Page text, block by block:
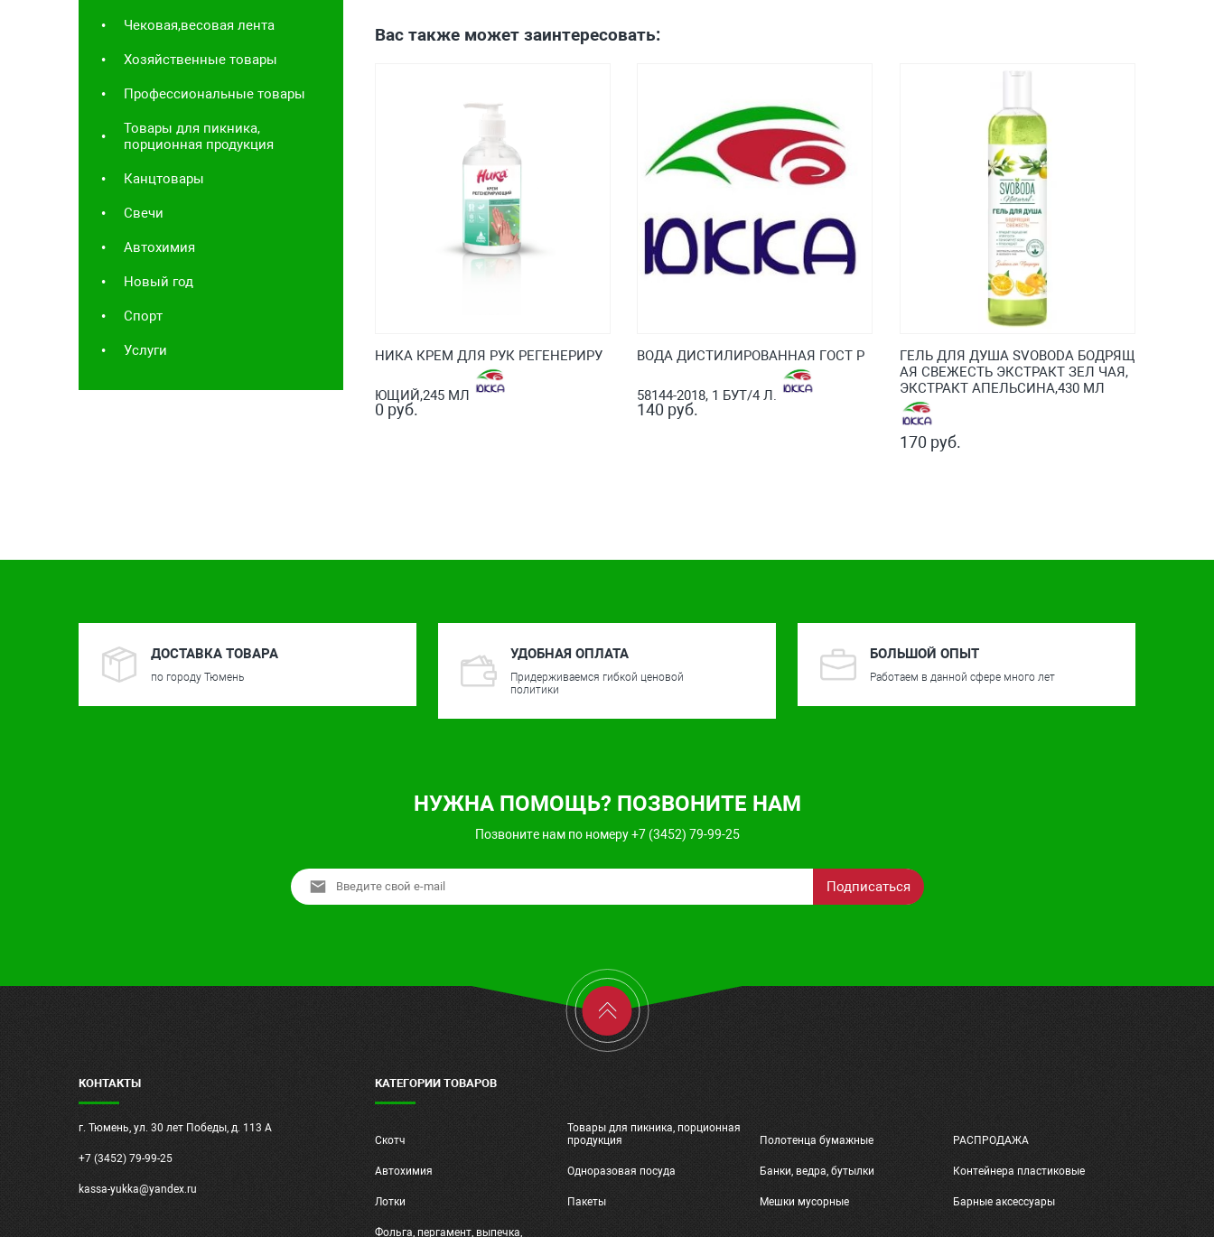
Чековая,весовая лента
Хозяйственные товары
Профессиональные товары
Товары для пикника,
порционная продукция
Канцтовары
Свечи
Автохимия
Новый год
Спорт
Услуги
Вас также может заинтересовать:
НИКА КРЕМ ДЛЯ РУК РЕГЕНЕРИРУ
ЮЩИЙ,245 МЛ
0 руб.
ВОДА ДИСТИЛИРОВАННАЯ ГОСТ Р
58144-2018, 1 БУТ/4 Л.
140 руб.
ГЕЛЬ ДЛЯ ДУША SVOBODA БОДРЯЩ
АЯ СВЕЖЕСТЬ ЭКСТРАКТ ЗЕЛ ЧАЯ,
ЭКСТРАКТ АПЕЛЬСИНА,430 МЛ
170 руб.
ДОСТАВКА ТОВАРА
по городу Тюмень
УДОБНАЯ ОПЛАТА
Придерживаемся гибкой ценовой
политики
БОЛЬШОЙ ОПЫТ
Работаем в данной сфере много лет
НУЖНА ПОМОЩЬ? ПОЗВОНИТЕ НАМ
Позвоните нам по номеру +7 (3452) 79-99-25
Подписаться
КОНТАКТЫ
г. Тюмень, ул. 30 лет Победы, д. 113 А
+7 (3452) 79-99-25
kassa-yukka@yandex.ru
КАТЕГОРИИ ТОВАРОВ
Скотч
Товары для пикника, порционная
продукция
Полотенца бумажные РАСПРОДАЖА
Автохимия Одноразовая посуда Банки, ведра, бутылки Контейнера пластиковые
Лотки Пакеты Мешки мусорные Барные аксессуары
Фольга, пергамент, выпечка,